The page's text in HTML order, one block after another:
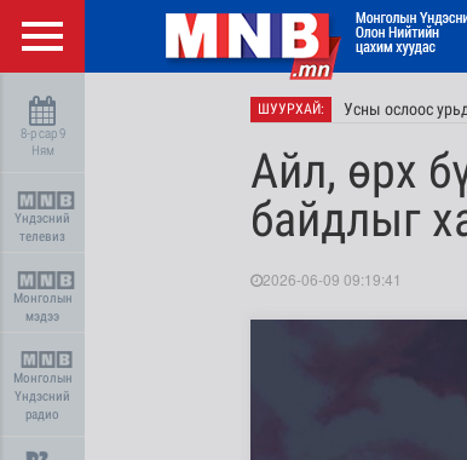
8-р сар 9
Ням
Үндэсний
телевиз
Монголын
мэдээ
Монголын
Үндэсний
радио
ШУУРХАЙ: Усны ослоос
Айл, өрх
байдлыг
2026-06-09 09:19:41